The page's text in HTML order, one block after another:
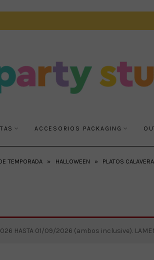
ACCESORIOS PACKAGING
TEMPORADA » HALLOWEEN » PLATOS
HASTA 01/09/2026 (ambos inclusive).